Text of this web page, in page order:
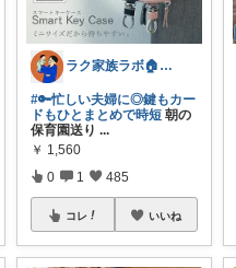
ラク家族ラボ🏠️30代子育てパパルーム
#🔑忙しい夫婦に◎鍵もカー
ドもひとまとめで時短 朝の
保育園送り ...
￥ 1,560
0 1 485
コレ いいね